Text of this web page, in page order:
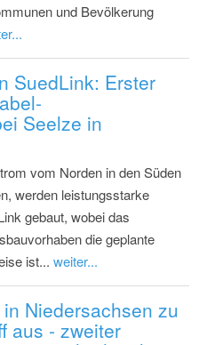
und Bevölkerung
SuedLink: Erster
Seelze in
vom Norden in den Süden
werden leistungsstarke
gebaut, wobei das
die geplante
ist... weiter...
Niedersachsen zu
aus - zweiter